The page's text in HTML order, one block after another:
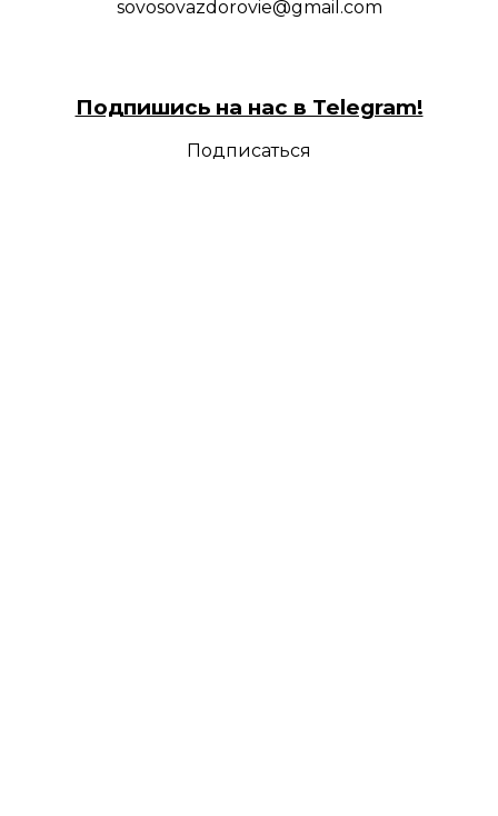
sovosovazdorovie@gmail.com
Подпишись на нас в Telegram!
Подписаться